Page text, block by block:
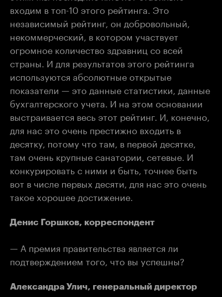
входим в топ-10 этого рейтинга. Это
независимый рейтинг, он добровольный,
некоммерческий, в котором участвует
огромное количество здравниц со всей
страны. И для результатов этого рейтинга
используются абсолютные открытые
показатели — это данные статистики, данные
бухгалтерского учета. И на этом основании
выстраивается весь этот рейтинг. И, конечно,
для нас это очень престижно входить в
десятку, потому что там, в первой десятке,
там очень крупные санатории, сетевые. И
конкурировать с ними и быть, точнее быть
вот в числе первых десяти, для нас это очень
такое хорошее достижение.
Денис Горшков, корреспондент
— А премия правительства является ли
подтверждением того, что вы успешны?
Александра Улич, генеральный директор